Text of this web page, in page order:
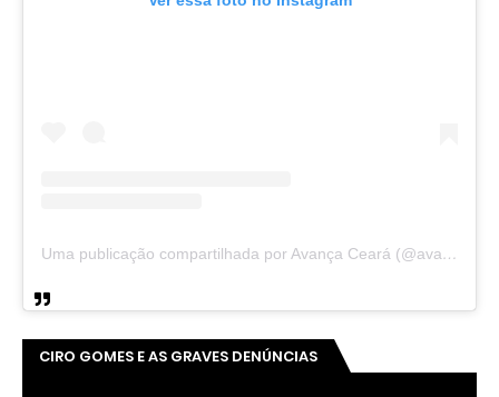
Uma publicação compartilhada por Avança Ceará (@avancaceara)
CIRO GOMES E AS GRAVES DENÚNCIAS